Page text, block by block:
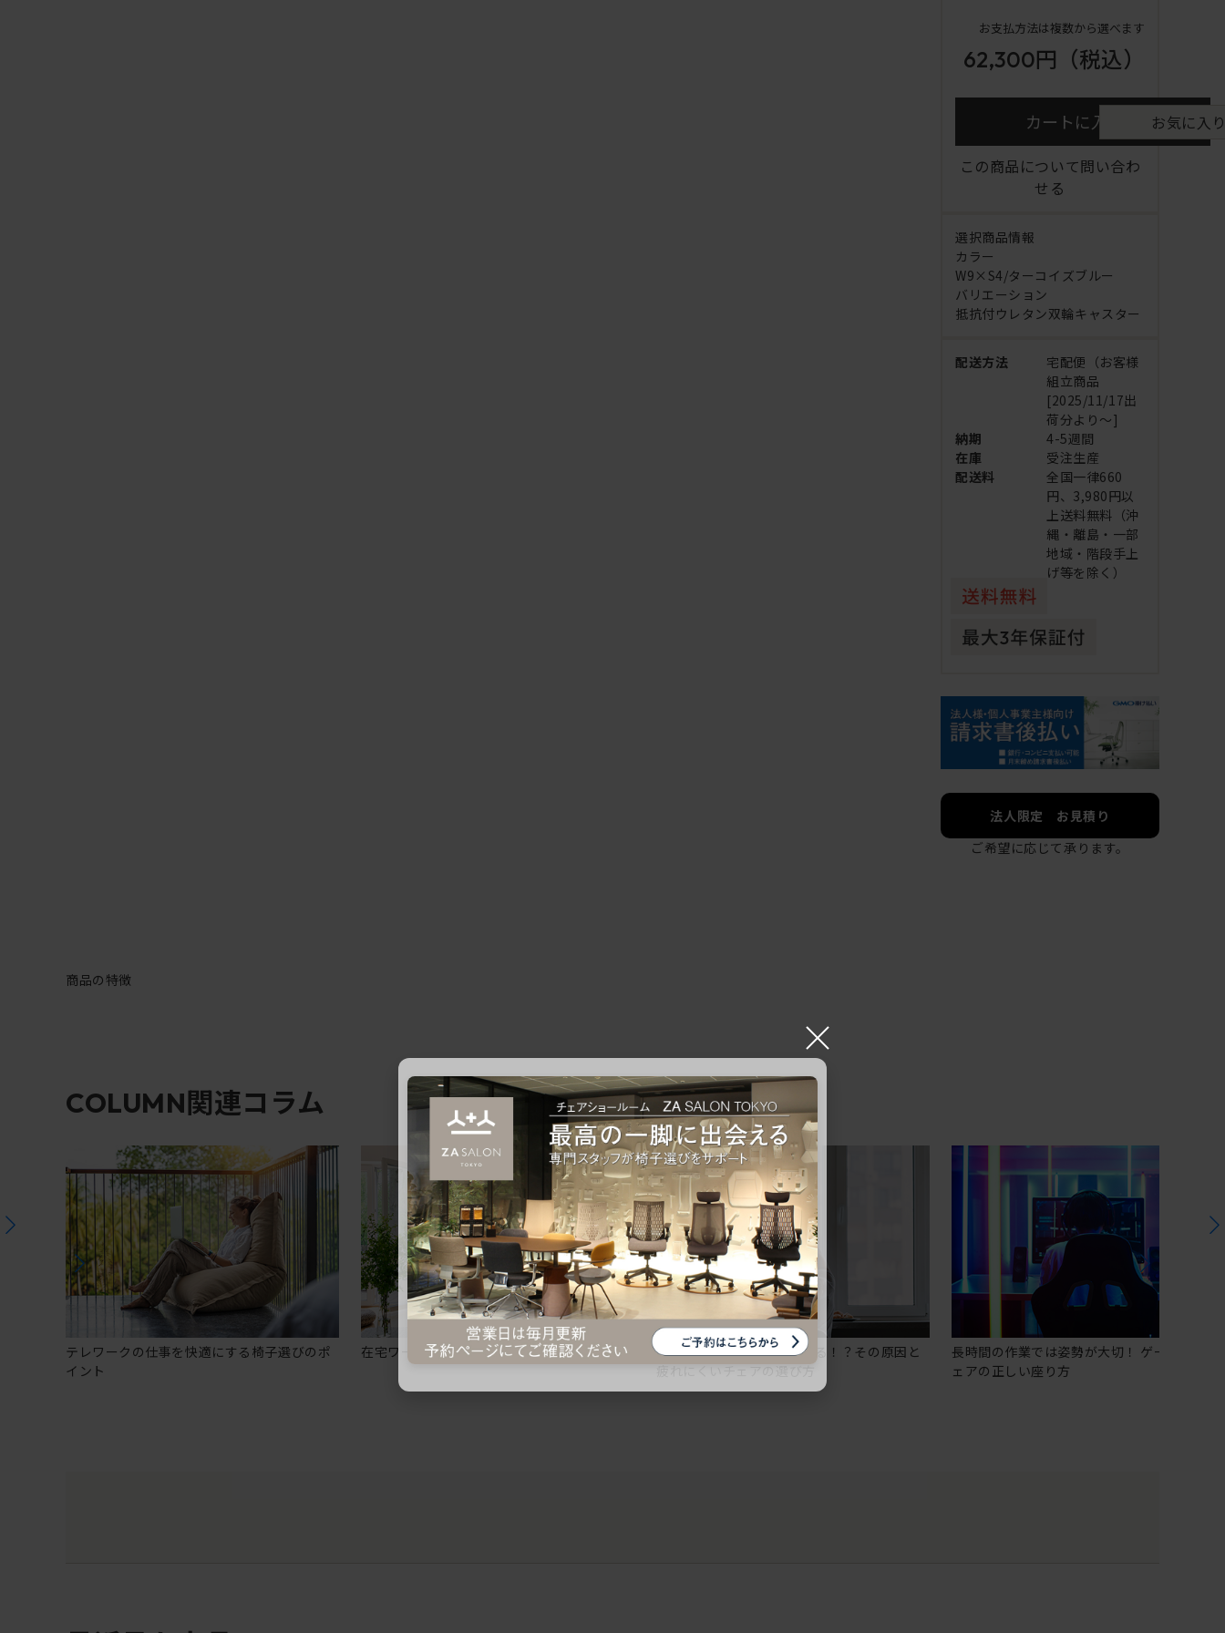
お支払方法は複数から選べます
62,300円 （税込）
カートに入れる お気に入
この商品について問い合わ
せる
選択商品情報
カラー
W9×S4/ターコイズブルー
バリエーション
抵抗付ウレタン双輪キャスター
配送方法
宅配便（お客様
組立商品
[2025/11/17出
荷分より～]
納期
4-5週間
在庫
受注生産
配送料
全国一律660
円、3,980円以
上送料無料（沖
縄・離島・一部
地域・階段手上
げ等を除く）
法人限定 お見積り
ご希望に応じて承ります。
商品の特徴
COLUMN関連コラム
テレワークの仕事を快適にする椅子選びのポ
イント
在宅ワークにおすすめのオフィスチェア5選
椅子に座っているのに疲れる！？その原因と
疲れにくいチェアの選び方
長時間の作業では姿勢が大切！ ゲーミングチ
ェアの正しい座り方
×